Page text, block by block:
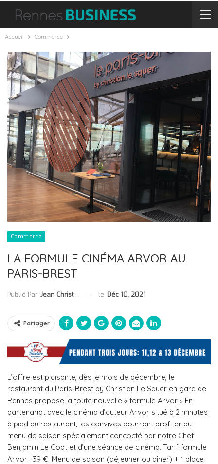
Accueil Commerce
Commerce
LA FORMULE CINÉMA ARVOR AU
PARIS-BREST
Publié Par Jean Christophe Collet le Déc 10, 2021
Partager
L’offre est plaisante, dès le mois de décembre, le
restaurant du Paris-Brest by Christian Le Squer en gare de
Rennes propose la toute nouvelle « formule Arvor » En
partenariat avec le cinéma d’auteur Arvor situé à 2 minutes
à pied du restaurant, les convives pourront profiter du
menu de saison spécialement concocté par notre Chef
Benjamin Le Coat et d’une séance de cinéma. Tarif formule
Arvor : 39 €. Menu de saison (déjeuner ou dîner) + 1 place